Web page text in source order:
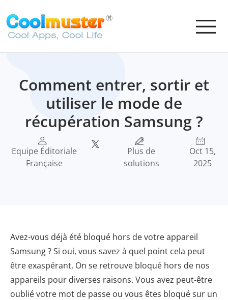
Comment entrer, sortir et
utiliser le mode de
récupération Samsung ?
Equipe Éditoriale
Française
Plus de
solutions
Oct 15,
2025
Avez-vous déjà été bloqué hors de votre appareil
Samsung ? Si oui, vous savez à quel point cela peut
être exaspérant. On se retrouve bloqué hors de nos
appareils pour diverses raisons. Vous avez peut-être
oublié votre mot de passe ou vous êtes bloqué sur un